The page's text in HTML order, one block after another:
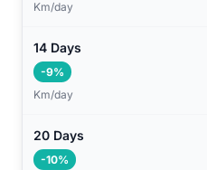
Km/day
14 Days
-9%
Km/day
20 Days
-10%